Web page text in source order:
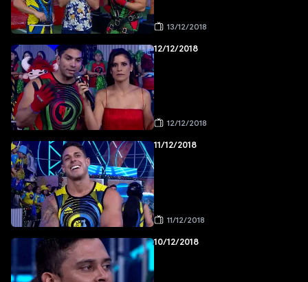
13/12/2018
12/12/2018
12/12/2018
11/12/2018
11/12/2018
10/12/2018